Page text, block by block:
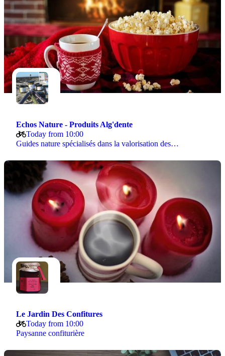
Echos Nature - Produits Alg'dente
Today from 10:00
Guides nature spécialisés dans la valorisation des…
Le Jardin Des Confitures
Today from 10:00
Paysanne confiturière